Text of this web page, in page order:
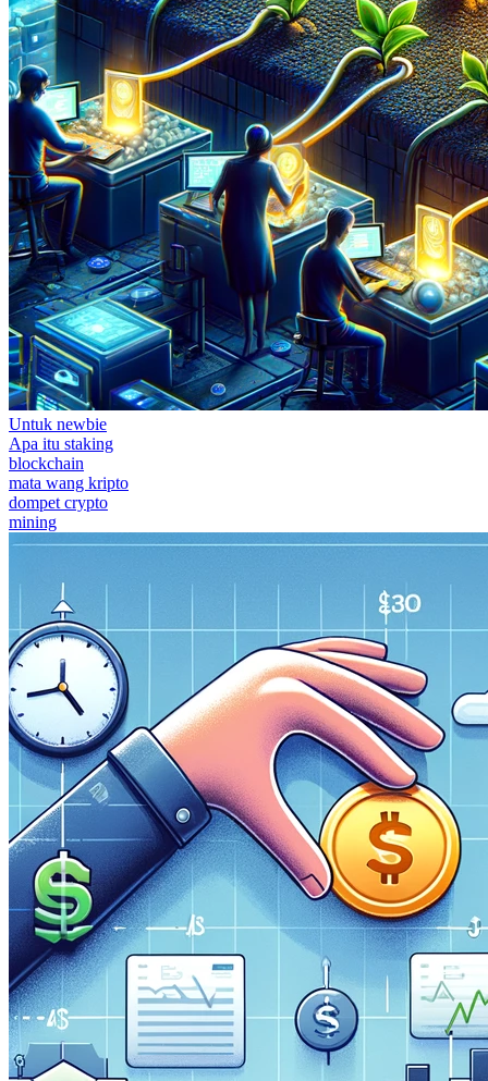
Untuk newbie
Apa itu staking
blockchain
mata wang kripto
dompet crypto
mining